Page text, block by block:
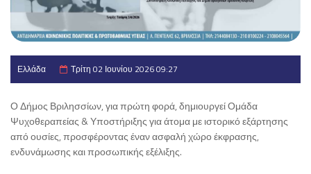
Ελλάδα Τρίτη 02 Ιουνίου 2026 09:27
Ο Δήμος Βριλησσίων, για πρώτη φορά, δημιουργεί Ομάδα
Ψυχοθεραπείας & Υποστήριξης για άτομα με ιστορικό εξάρτησης
από ουσίες, προσφέροντας έναν ασφαλή χώρο έκφρασης,
ενδυνάμωσης και προσωπικής εξέλιξης.